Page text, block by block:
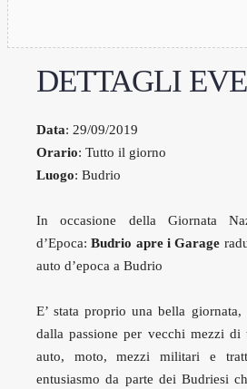
DETTAGLI
Data: 29/09/2019
Orario: Tutto il giorno
Luogo: Budrio
In occasione della Giornata
d’Epoca:Budrio apre i Garage
auto d’epoca a Budrio
E’ stata proprio una bella
dalla passione per vecchi mezzi
auto, moto, mezzi militari e
entusiasmo da parte dei Budriesi